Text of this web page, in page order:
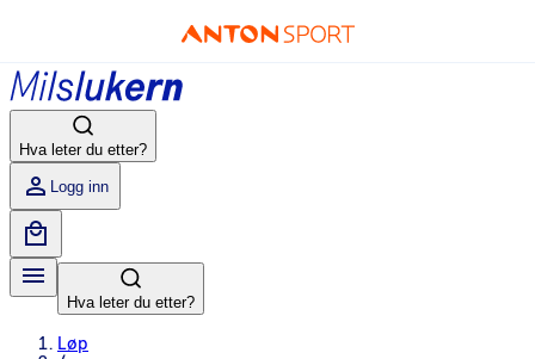
Hva leter du etter?
Logg inn
Hva leter du etter?
Løp